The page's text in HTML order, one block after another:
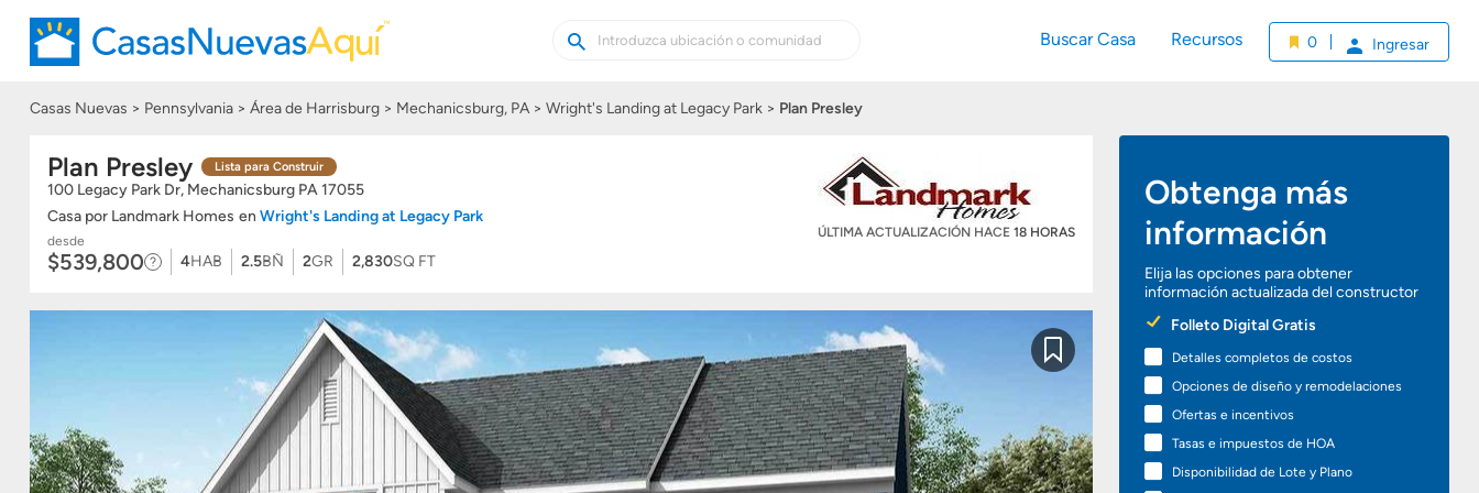
Buscar
casas
Buscar
Buscar Casa Recursos 0 Ingresar
Casas Nuevas Pennsylvania Área de Harrisburg Mechanicsburg, PA Wright's Landing at Legacy Park Plan Presley
Plan Presley Lista para Construir
100 Legacy Park Dr, Mechanicsburg PA17055
Casa por Landmark Homes en Wright's Landing at Legacy Park
ÚLTIMA ACTUALIZACIÓN HACE 18 HORAS
desde
$539,800 4HAB 2.5BÑ 2GR 2,830SQ FT
Obtenga más
información
Elija las opciones para obtener
información actualizada del constructor
Preferred
Options
Folleto Digital Gratis
Detalles completos de costos
Opciones de diseño y remodelaciones
Ofertas e incentivos
Tasas e impuestos de HOA
Disponibilidad de Lote y Plano
Guardar